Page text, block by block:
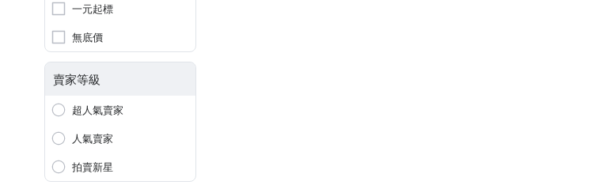
一元起標
無底價
賣家等級
超人氣賣家
人氣賣家
拍賣新星